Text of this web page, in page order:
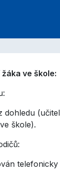
ve škole:
škole).
telefonicky